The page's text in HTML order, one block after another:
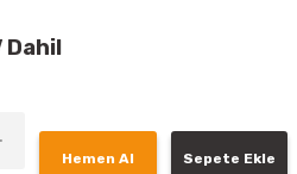
Dahil
Hemen Al Sepete Ekle